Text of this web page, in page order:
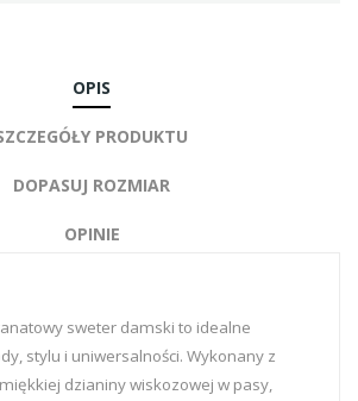
OPIS
PRODUKTU
DOPASUJ ROZMIAR
OPINIE
sweter damski to idealne
stylu i uniwersalności. Wykonany z
dzianiny wiskozowej w pasy,